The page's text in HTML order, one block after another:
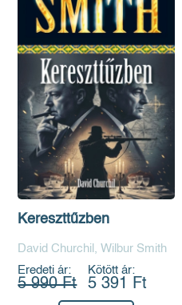
Kereszttűzben
David Churchil, Wilbur Smith
Eredeti ár:
5 990 Ft
Kötött ár:
5 391 Ft